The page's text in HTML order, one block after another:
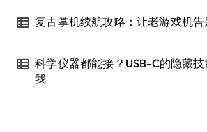
复古掌机续航攻略：让老游戏机告
科学仪器都能接？USB-C的隐藏
我